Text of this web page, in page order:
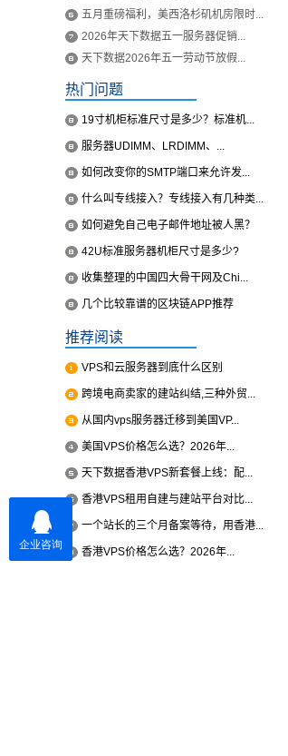
五月重磅福利，美西洛杉矶机房限时...
2026年天下数据五一服务器促销...
天下数据2026年五一劳动节放假...
热门问题
19寸机柜标准尺寸是多少？标准机...
服务器UDIMM、LRDIMM、...
如何改变你的SMTP端口来允许发...
什么叫专线接入？专线接入有几种类...
如何避免自己电子邮件地址被人黑？
42U标准服务器机柜尺寸是多少?
收集整理的中国四大骨干网及Chi...
几个比较靠谱的区块链APP推荐
推荐阅读
VPS和云服务器到底什么区别
跨境电商卖家的建站纠结,三种外贸...
从国内vps服务器迁移到美国VP...
美国VPS价格怎么选？2026年...
天下数据香港VPS新套餐上线：配...
香港VPS租用自建与建站平台对比...
一个站长的三个月备案等待，用香港...
香港VPS价格怎么选？2026年...